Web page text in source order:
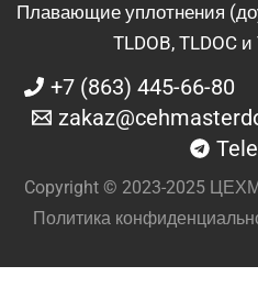
Плавающие уплотнения
TLDOB, TLDOC и
+7 (863) 445-66-80
Copyright © 2023-2025
Политика